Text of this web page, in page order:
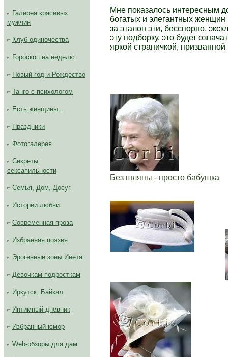
Галерея красивых
мужчин
Клуб одиночества
Гороскоп на неделю
Новый год и Рождество
Танго с психологом
Есть женщины...
Праздники
Фотогалерея
Секреты
сексапильности
Семья, Дом, Досуг
Истории любви
Современная проза
Избранная поэзия
Эрогенные зоны Инета
Девочкам-подросткам
Иркутск, Байкал
Интимный дневник
Избранный юмор
Web-обзоры для дам
Mне показалось интересным
богатых и элегантных
за эталон эти, бесспорно,
эту подборку, это будет
яркой страничкой,
Без шляпы - просто бабушка